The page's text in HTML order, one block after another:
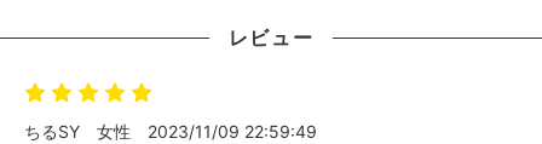
レビュー
ちるSY 女性 2023/11/09 22:59:49